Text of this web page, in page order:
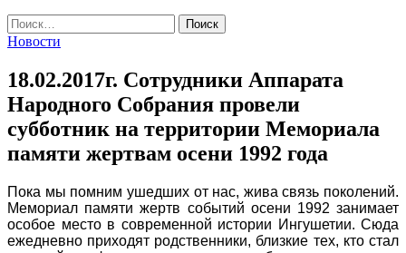
Найти:
Новости
18.02.2017г. Сотрудники Аппарата
Народного Собрания провели
субботник на территории Мемориала
памяти жертвам осени 1992 года
Пока мы помним ушедших от нас, жива связь поколений.
Мемориал памяти жертв событий осени 1992 занимает
особое место в современной истории Ингушетии. Сюда
ежедневно приходят родственники, близкие тех, кто стал